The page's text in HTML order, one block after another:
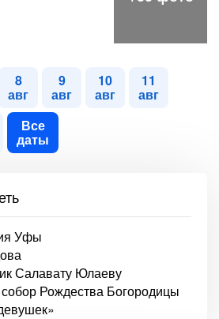
8
авг
9
авг
10
авг
11
авг
Все
даты
Уфы
Салавату Юлаеву
Рождества Богородицы